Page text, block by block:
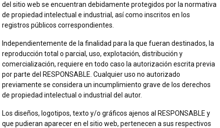
del sitio web se encuentran debidamente protegidos por la normativa
de propiedad intelectual e industrial, así como inscritos en los
registros públicos correspondientes.
Independientemente de la finalidad para la que fueran destinados, la
reproducción total o parcial, uso, explotación, distribución y
comercialización, requiere en todo caso la autorización escrita previa
por parte del RESPONSABLE. Cualquier uso no autorizado
previamente se considera un incumplimiento grave de los derechos
de propiedad intelectual o industrial del autor.
Los diseños, logotipos, texto y/o gráficos ajenos al RESPONSABLE y
que pudieran aparecer en el sitio web, pertenecen a sus respectivos